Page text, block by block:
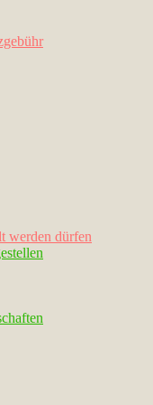
werden dürfen